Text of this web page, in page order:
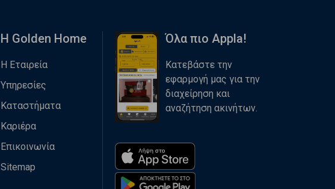
Η Golden Home
Η Εταιρεία
Υπηρεσίες
Καταστήματα
Καριέρα
Επικοινωνία
Sitemap
Όλα πιο Appla!
Κατεβάστε την
εφαρμογή μας για την
διαχείρηση και
αναζήτηση ακινήτων.